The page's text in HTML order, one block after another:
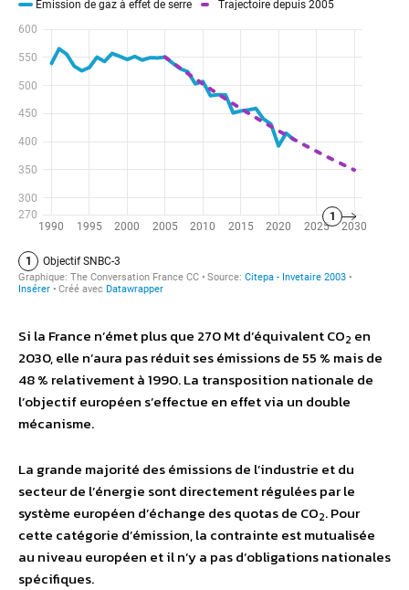
Si la France n’émet plus que 270 Mt d’équivalent CO2 en
2030, elle n’aura pas réduit ses émissions de 55 % mais de
48 % relativement à 1990. La transposition nationale de
l’objectif européen s’effectue en effet via un double
mécanisme.
La grande majorité des émissions de l’industrie et du
secteur de l’énergie sont directement régulées par le
système européen d’échange des quotas de CO2. Pour
cette catégorie d’émission, la contrainte est mutualisée
au niveau européen et il n’y a pas d’obligations nationales
spécifiques.